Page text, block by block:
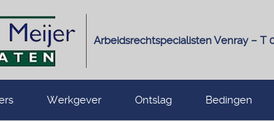
Arbeidsrechtspecialisten Venray – T
Werkgever Ontslag Bedingen